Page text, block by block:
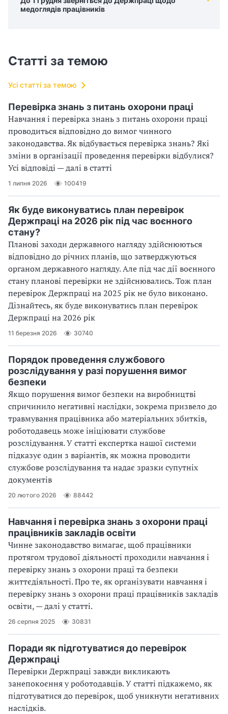
медоглядів працівників
Статті за темою
Усі статті за темою
Перевірка знань з питань охорони праці
Навчання і перевірка знань з питань охорони праці
проводиться відповідно до вимог чинного
законодавства. Як відбувається перевірка знань? Які
зміни в організації проведення перевірки відбулися?
Усі відповіді — далі в статті
1 липня 2026 100419
Як буде виконуватись план перевірок
Держпраці на 2026 рік під час воєнного
стану?
Планові заходи державного нагляду здійснюються
відповідно до річних планів, що затверджуються
органом державного нагляду. Але під час дії воєнного
стану планові перевірки не здійснювались. Тож план
перевірок Держпраці на 2025 рік не було виконано.
Дізнайтесь, як буде виконуватись план перевірок
Держпраці на 2026 рік
11 березня 2026 30740
Порядок проведення службового
розслідування у разі порушення вимог
безпеки
Якщо порушення вимог безпеки на виробництві
спричинило негативні наслідки, зокрема призвело до
травмування працівника або матеріальних збитків,
роботодавець може ініціювати службове
розслідування. У статті експертка нашої системи
підказує один з варіантів, як можна проводити
службове розслідування та надає зразки супутніх
документів
20 лютого 2026 88442
Навчання і перевірка знань з охорони праці
працівників закладів освіти
Чинне законодавство вимагає, щоб працівники
протягом трудової діяльності проходили навчання і
перевірку знань з охорони праці та безпеки
життєдіяльності. Про те, як організувати навчання і
перевірку знань з охорони праці працівників закладів
освіти, — далі у статті.
26 серпня 2025 30831
Поради як підготуватися до перевірок
Держпраці
Перевірки Держпраці завжди викликають
занепокоєння у роботодавців. У статті підкажемо, як
підготуватися до перевірок, щоб уникнути негативних
наслідків.